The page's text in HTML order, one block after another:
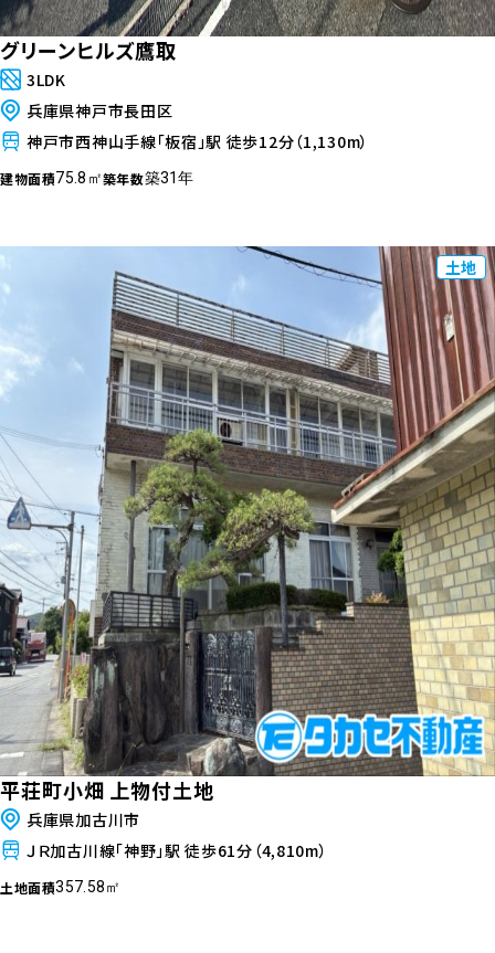
グリーンヒルズ鷹取
3LDK
兵庫県神戸市長田区
神戸市西神山手線「板宿」駅 徒歩12分（1,130m）
建物面積75.8㎡築年数築31年
土地
平荘町小畑 上物付土地
兵庫県加古川市
ＪＲ加古川線「神野」駅 徒歩61分（4,810m）
土地面積357.58㎡